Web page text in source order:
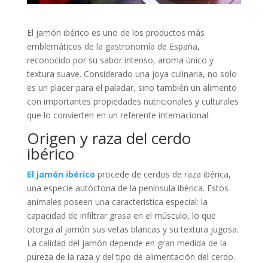
El jamón ibérico es uno de los productos más
emblemáticos de la gastronomía de España,
reconocido por su sabor intenso, aroma único y
textura suave. Considerado una joya culinaria, no solo
es un placer para el paladar, sino también un alimento
con importantes propiedades nutricionales y culturales
que lo convierten en un referente internacional.
Origen y raza del cerdo
ibérico
El jamón ibérico procede de cerdos de raza ibérica,
una especie autóctona de la península ibérica. Estos
animales poseen una característica especial: la
capacidad de infiltrar grasa en el músculo, lo que
otorga al jamón sus vetas blancas y su textura jugosa.
La calidad del jamón depende en gran medida de la
pureza de la raza y del tipo de alimentación del cerdo.